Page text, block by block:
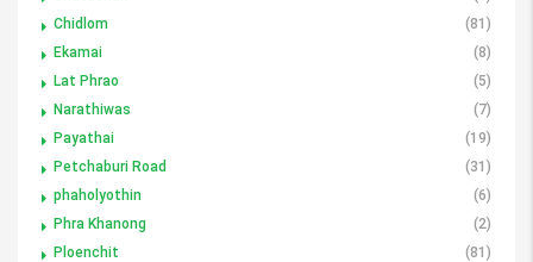
Chidlom
(81)
Ekamai
(8)
Lat Phrao
(5)
Narathiwas
(7)
Payathai
(19)
Petchaburi Road
(31)
phaholyothin
(6)
Phra Khanong
(2)
Ploenchit
(81)